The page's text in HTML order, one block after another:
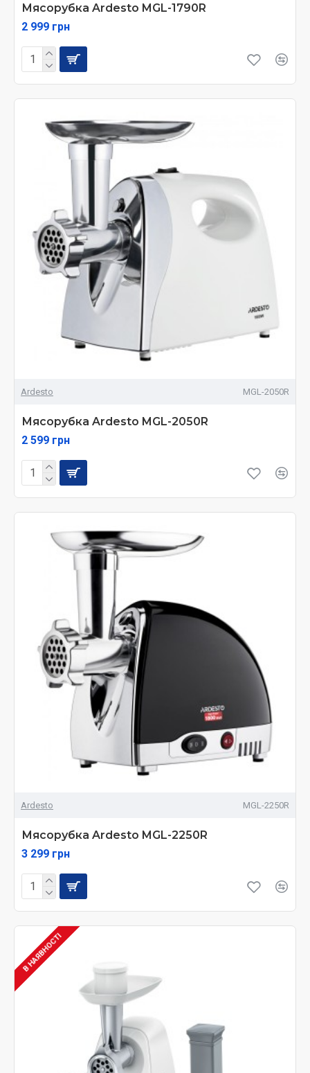
Мясорубка Ardesto MGL-1790R
2 999 грн
Ardesto MGL-2050R
Мясорубка Ardesto MGL-2050R
2 599 грн
Ardesto MGL-2250R
Мясорубка Ardesto MGL-2250R
3 299 грн
В НАЯВНОСТІ